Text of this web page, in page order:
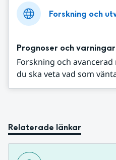
Forskning och
Prognoser och varningar
Forskning och
du ska veta vad som
Relaterade länkar